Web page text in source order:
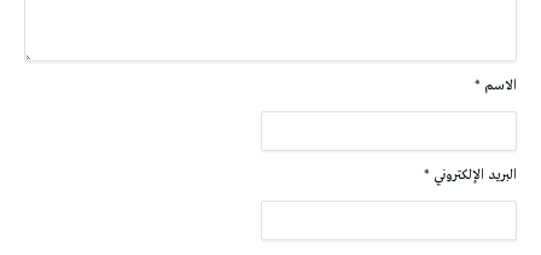
الاسم *
البريد الإلكتروني *